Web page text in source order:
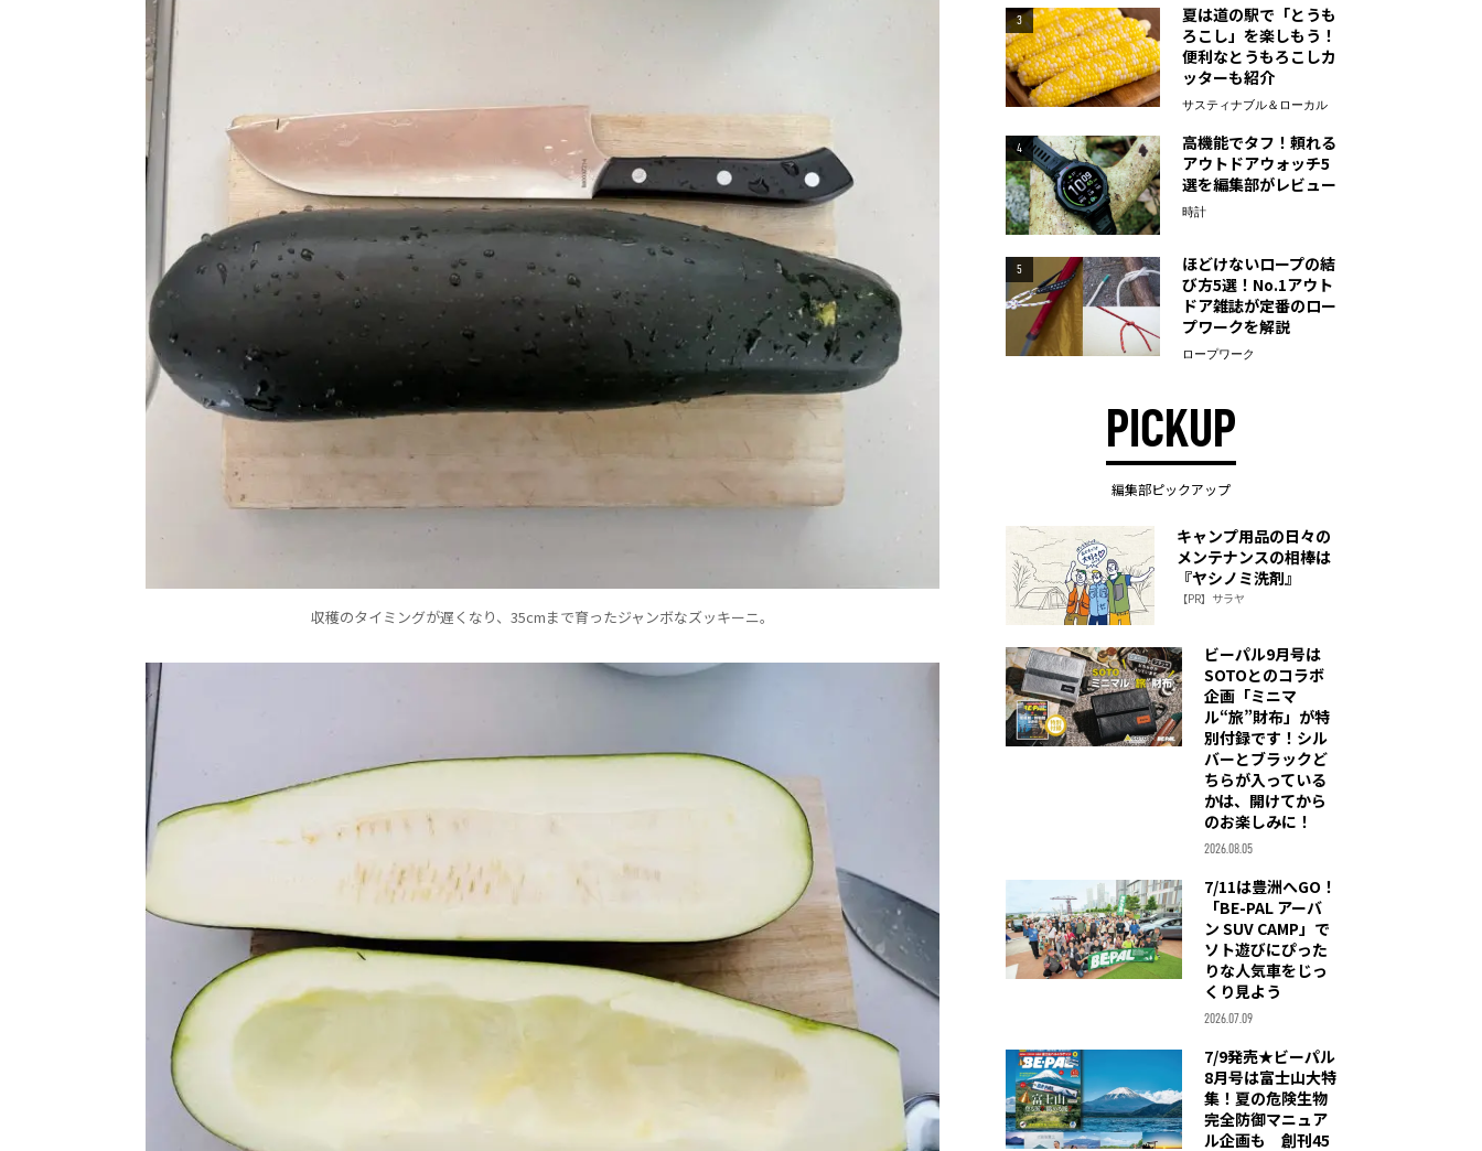
収穫のタイミングが遅くなり、35cmまで育ったジャンボなズッキーニ。
3
夏は道の駅で「とうも
ろこし」を楽しもう！
便利なとうもろこしカ
ッターも紹介
サスティナブル＆ローカル
4
高機能でタフ！頼れる
アウトドアウォッチ5
選を編集部がレビュー
時計
5
ほどけないロープの結
び方5選！No.1アウト
ドア雑誌が定番のロー
プワークを解説
ロープワーク
PICKUP
編集部ピックアップ
キャンプ用品の日々の
メンテナンスの相棒は
『ヤシノミ洗剤』
【PR】サラヤ
ビーパル9月号は
SOTOとのコラボ
企画「ミニマ
ル“旅”財布」が特
別付録です！シル
バーとブラックど
ちらが入っている
かは、開けてから
のお楽しみに！
2026.08.05
7/11は豊洲へGO！
「BE-PAL アーバ
ン SUV CAMP」で
ソト遊びにぴった
りな人気車をじっ
くり見よう
2026.07.09
7/9発売★ビーパル
8月号は富士山大特
集！夏の危険生物
完全防御マニュア
ル企画も 創刊45